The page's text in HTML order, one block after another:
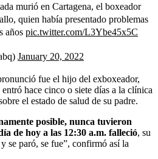
murió en Cartagena, el boxeador
quien había presentado problemas
años pic.twitter.com/L3Ybe45x5C
January 20, 2022
fue el hijo del exboxeador,
hace cinco o siete días a la clínica
el estado de salud de su padre.
posible, nunca tuvieron
de hoy a las 12:30 a.m. falleció, su
se paró, se fue”, confirmó así la